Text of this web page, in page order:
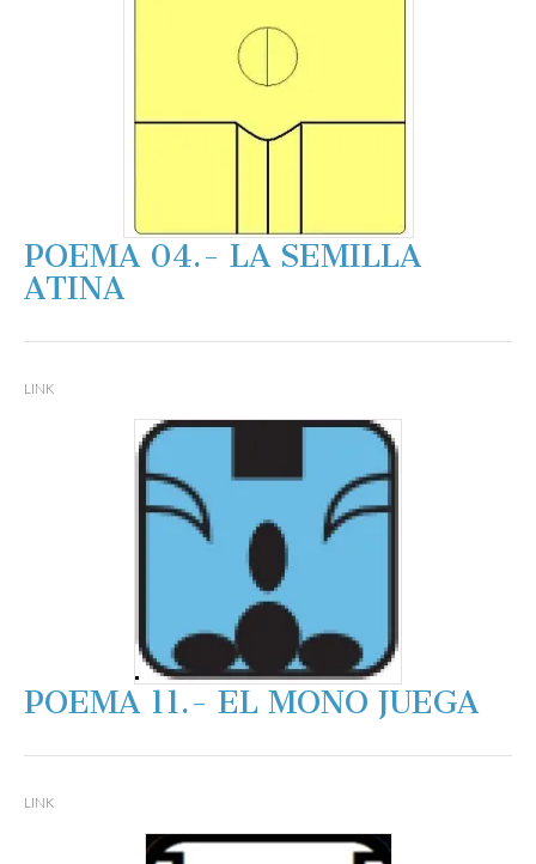
POEMA 04.- LA SEMILLA
ATINA
LINK
POEMA 11.- EL MONO JUEGA
LINK